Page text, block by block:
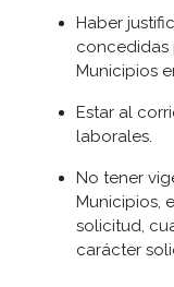
Haber
concedidas
Municipios
Estar al
laborales.
No tener
Municipios,
solicitud,
carácter